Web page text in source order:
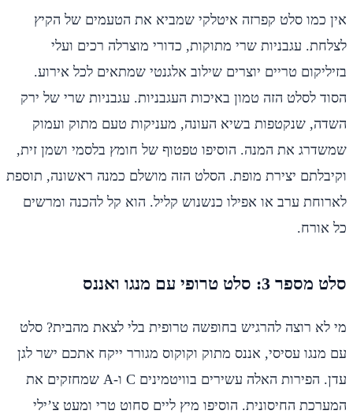
אין כמו סלט קפרזה איטלקי שמביא את הטעמים של הקיץ
לצלחת. עגבניות שרי מתוקות, כדורי מוצרלה רכים ועלי
בזיליקום טריים יוצרים שילוב אלגנטי שמתאים לכל אירוע.
הסוד לסלט הזה טמון באיכות העגבניות. עגבניות שרי של ירק
השדה, שנקטפות בשיא העונה, מעניקות טעם מתוק ועמוק
שמשדרג את המנה. הוסיפו טפטוף של חומץ בלסמי ושמן זית,
וקיבלתם יצירת מופת. הסלט הזה מושלם כמנה ראשונה, תוספת
לארוחת ערב או אפילו כנשנוש קליל. הוא קל להכנה ומרשים
כל אורח.
סלט מספר 3: סלט טרופי עם מנגו ואננס
מי לא רוצה להרגיש בחופשה טרופית בלי לצאת מהבית? סלט
עם מנגו עסיסי, אננס מתוק וקוקוס מגורר ייקח אתכם ישר לגן
עדן. הפירות האלה עשירים בוויטמינים C ו-A שמחזקים את
המערכת החיסונית. הוסיפו מיץ ליים סחוט טרי ומעט צ’ילי